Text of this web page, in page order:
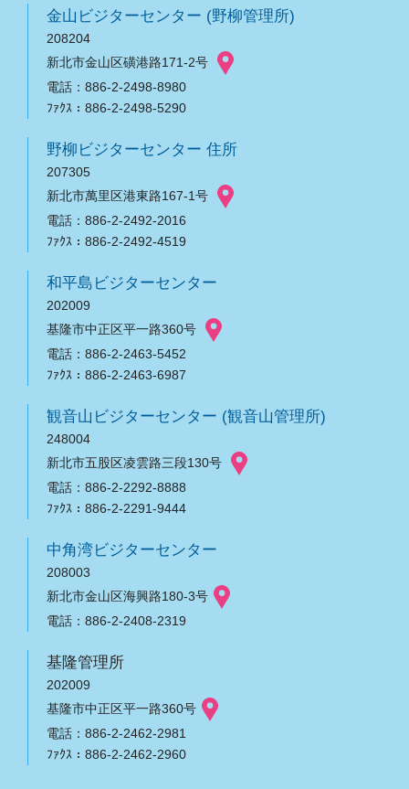
金山ビジターセンター (野柳管理所)
208204
新北市金山区磺港路171-2号
電話：886-2-2498-8980
ﾌｧｸｽ：886-2-2498-5290
野柳ビジターセンター 住所
207305
新北市萬里区港東路167-1号
電話：886-2-2492-2016
ﾌｧｸｽ：886-2-2492-4519
和平島ビジターセンター
202009
基隆市中正区平一路360号
電話：886-2-2463-5452
ﾌｧｸｽ：886-2-2463-6987
観音山ビジターセンター (観音山管理所)
248004
新北市五股区凌雲路三段130号
電話：886-2-2292-8888
ﾌｧｸｽ：886-2-2291-9444
中角湾ビジターセンター
208003
新北市金山区海興路180-3号
電話：886-2-2408-2319
基隆管理所
202009
基隆市中正区平一路360号
電話：886-2-2462-2981
ﾌｧｸｽ：886-2-2462-2960